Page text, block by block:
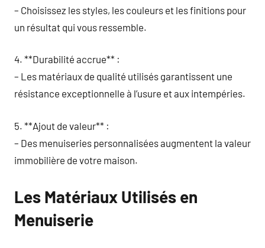
– Choisissez les styles, les couleurs et les finitions pour
un résultat qui vous ressemble.
4. **Durabilité accrue** :
– Les matériaux de qualité utilisés garantissent une
résistance exceptionnelle à l’usure et aux intempéries.
5. **Ajout de valeur** :
– Des menuiseries personnalisées augmentent la valeur
immobilière de votre maison.
Les Matériaux Utilisés en
Menuiserie